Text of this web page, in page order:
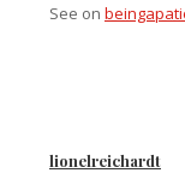
See on
lionelreichardt